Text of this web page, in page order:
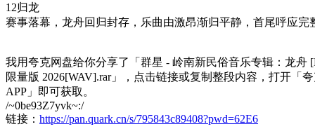
12归龙
赛事落幕，龙舟回归封存，乐曲由激昂渐归平静，首尾呼应完
我用夸克网盘给你分享了「群星 - 岭南新民俗音乐专辑：龙舟
限量版 2026[WAV].rar」，点击链接或复制整段内容，打开「
APP」即可获取。
/~0be93Z7yvk~:/
链接： https://pan.quark.cn/s/795843c89408?pwd=62E6